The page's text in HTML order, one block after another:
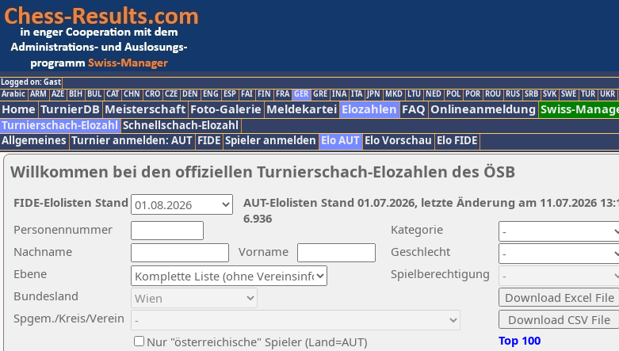
Logged on: Gast
Arabic ARM AZE BIH BUL CAT CHN CRO CZE DEN ENG ESP FAI FIN FRA GER GRE INA ITA JPN MKD LTU NED POL POR ROU RUS SRB SVK SWE TUR UKR
Home TurnierDB Meisterschaft Foto-Galerie Meldekartei Elozahlen FAQ Onlineanmeldung Swiss-
Turnierschach-Elozahl Schnellschach-Elozahl
Allgemeines Turnier anmelden: AUT FIDE Spieler anmelden Elo AUT Elo Vorschau Elo FIDE
Willkommen bei den offiziellen Turnierschach-Elozahlen des ÖSB
Nachname
Vorname
Ebene
Kategorie
Personennummer
Bundesland
Spgem./Kreis/Verein
Geschlecht
Nur "österreichische" Spieler (Land=AUT)
Spielberechtigung
Top 100
AUT-Elolisten Stand 01.07.2026, letzte Änderung am 11.07.2026
6.936
FIDE-Elolisten Stand